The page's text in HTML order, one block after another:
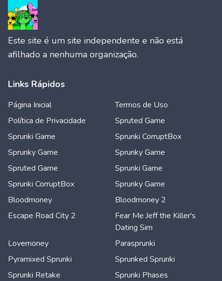
Este site é um site independente e não está
afilhado a nenhuma organização.
Links Rápidos
Página Inicial
Termos de Uso
Política de Privacidade
Spruted Game
Sprunki Game
Sprunki CorruptBox
Sprunky Game
Sprunky Game
Spruted Game
Sprunki Game
Sprunki CorruptBox
Sprunky Game
Bloodmoney
Bloodmoney 2
Escape Road City 2
Fear Me Jeff the Killer's
Dating Sim
Lovemoney
Parasprunki
Pyramixed Sprunki
Sprunked Sprunki
Sprunki Retake
Sprunki Phases